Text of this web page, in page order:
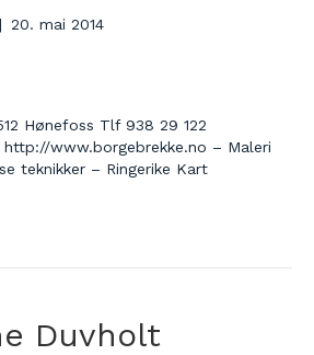
| 20. mai 2014
Hønefoss Tlf 938 29 122
www.borgebrekke.no – Maleri
teknikker – Ringerike Kart
Duvholt